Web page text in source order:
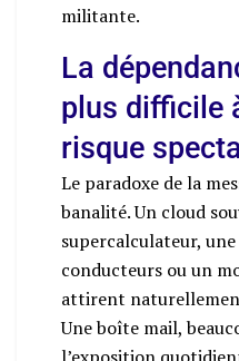
militante.
La
plus difficile
risque
Le paradoxe de la
banalité. Un cloud
supercalculateur,
conducteurs ou un
attirent
Une boîte mail,